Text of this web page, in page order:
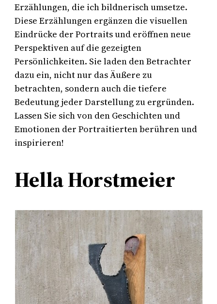
Erzählungen, die ich bildnerisch umsetze.
Diese Erzählungen ergänzen die visuellen
Eindrücke der Portraits und eröffnen neue
Perspektiven auf die gezeigten
Persönlichkeiten. Sie laden den Betrachter
dazu ein, nicht nur das Äußere zu
betrachten, sondern auch die tiefere
Bedeutung jeder Darstellung zu ergründen.
Lassen Sie sich von den Geschichten und
Emotionen der Portraitierten berühren und
inspirieren!
Hella Horstmeier